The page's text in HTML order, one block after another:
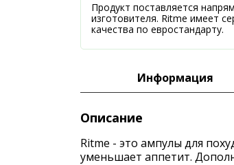
Продукт поставляется
изготовителя. Ritme имеет
качества по евростандарту.
Информация
Описание
Ritme - это ампулы для
уменьшает аппетит.